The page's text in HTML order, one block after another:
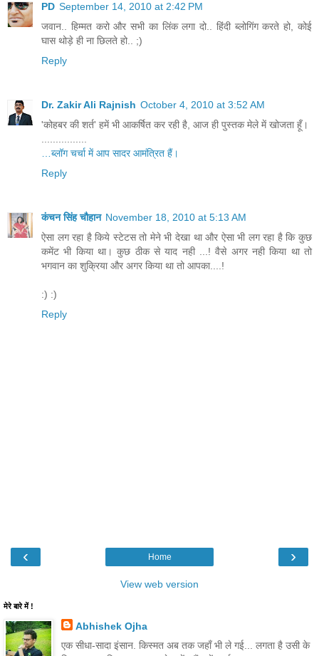
PD September 14, 2010 at 2:42 PM
जवान.. हिम्मत करो और सभी का लिंक लगा दो.. हिंदी ब्लोगिंग करते हो, कोई
घास थोड़े ही ना छिलते हो.. ;)
Reply
Dr. Zakir Ali Rajnish October 4, 2010 at 3:52 AM
'कोहबर की शर्त' हमें भी आकर्षित कर रही है, आज ही पुस्तक मेले में खोजता हूँ।
…ब्लॉग चर्चा में आप सादर आमंत्रित हैं।
Reply
कंचन सिंह चौहान November 18, 2010 at 5:13 AM
ऐसा लग रहा है किये स्टेटस तो मेने भी देखा था और ऐसा भी लग रहा है कि कुछ
कमेंट भी किया था। कुछ ठीक से याद नही ...! वैसे अगर नही किया था तो
भगवान का शुक्रिया और अगर किया था तो आपका....!
:) :)
Reply
‹ ›
Home
View web version
मेरे बारे में !
Abhishek Ojha
एक सीधा-सादा इंसान. किस्मत अब तक जहाँ भी ले गई... लगता है उसी के